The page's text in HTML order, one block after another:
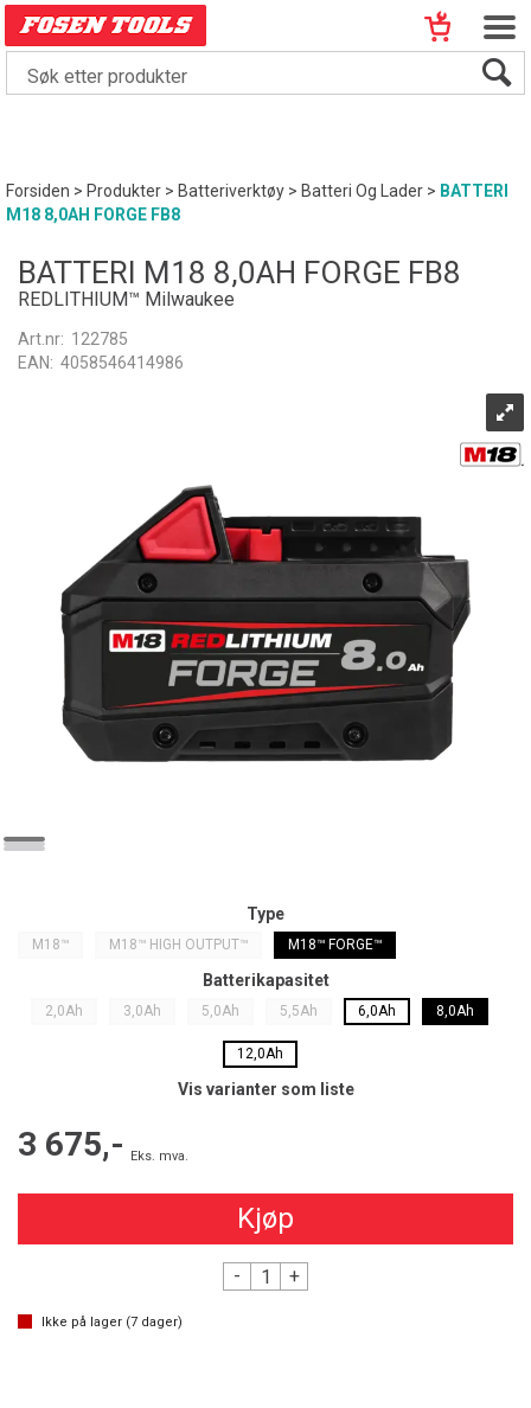
Forsiden>Produkter>Batteriverktøy>Batteri Og Lader> BATTERI
M18 8,0AH FORGE FB8
BATTERI M18 8,0AH FORGE FB8
REDLITHIUM™ Milwaukee
Art.nr: 122785
EAN: 4058546414986
Type
M18™ M18™ HIGH OUTPUT™ M18™ FORGE™
Batterikapasitet
2,0Ah 3,0Ah 5,0Ah 5,5Ah 6,0Ah 8,0Ah
12,0Ah
Vis varianter som liste
3 675,- Eks. mva.
Kjøp
- +
Ikke på lager (7 dager)